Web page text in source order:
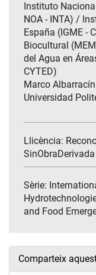
Instituto
NOA - INTA) /
España (IGME -
Biocultural
del Agua en
CYTED)
Marco Albarracín
Universidad
Llicència:
SinObraDerivada
Sèrie:
and Food
Comparteix